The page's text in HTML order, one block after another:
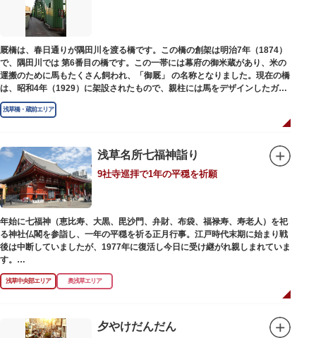
共同体となり連合会を結成。出店を統制し、商店街が形成されました。
当時、JR上野駅のすぐ南に発生した闇市は、飴を販売する屋台があったこと
から「アメヤ横丁（飴屋通り）」と呼ばれるように。反対側のJR御徒町付近
には、アメリカ進駐軍の放出物資を販売する店ができたので「アメリカ横丁
（アメリカ通り）」と呼ばれるようになりました。この2つのエリアが統合
され、今の「アメ横」になったと言われています。
厩橋は、春日通りが隅田川を渡る橋です。この橋の創架は明治7年（1874）
で、隅田川では 第6番目の橋です。この一帯には幕府の御米蔵があり、米の
運搬のために馬もたくさん飼われ、「御厩」 の名称となりました。現在の橋
は、昭和4年（1929）に架設されたもので、親柱には馬をデザインしたガラ
ス細工が組み込まれています。
浅草橋・蔵前エリア
浅草名所七福神詣り
9社寺巡拝で1年の平穏を祈願
年始に七福神（恵比寿、大黒、毘沙門、弁財、布袋、福禄寿、寿老人）を祀
る神社仏閣を参詣し、一年の平穏を祈る正月行事。江戸時代末期に始まり戦
後は中断していましたが、1977年に復活し今日に受け継がれ親しまれていま
す。
浅草名所七福神の特徴は福禄寿、寿老人が2社ずつあり、巡る社寺が9ヶ所あ
るところ。九は数の究み、鳩と言う字にも使われていて、鳩は「集まる」と
絵馬をつけ、色紙・福絵に御朱印をいただきながら巡拝しましょう。
浅草中央部エリア 奥浅草エリア
夕やけだんだん